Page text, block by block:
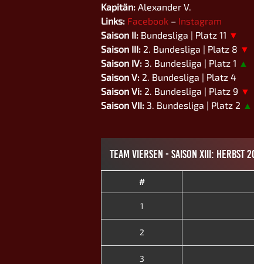
Kapitän: Alexander V.
Links: Facebook – Instagram
Saison II: Bundesliga | Platz 11 ▼
Saison III: 2. Bundesliga | Platz 8 ▼
Saison IV: 3. Bundesliga | Platz 1 ▲
Saison V: 2. Bundesliga | Platz 4
Saison Vi: 2. Bundesliga | Platz 9 ▼
Saison VII: 3. Bundesliga | Platz 2 ▲
TEAM VIERSEN - SAISON XIII: HERBST
#
1
2
3